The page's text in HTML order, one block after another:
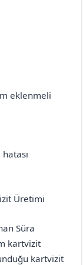
eklenmeli
Üretimi
Süra
kartvizit
kartvizit